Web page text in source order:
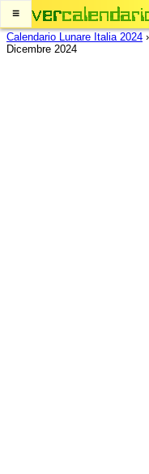
≡
Calendario Lunare Italia 2024 ›
Dicembre 2024